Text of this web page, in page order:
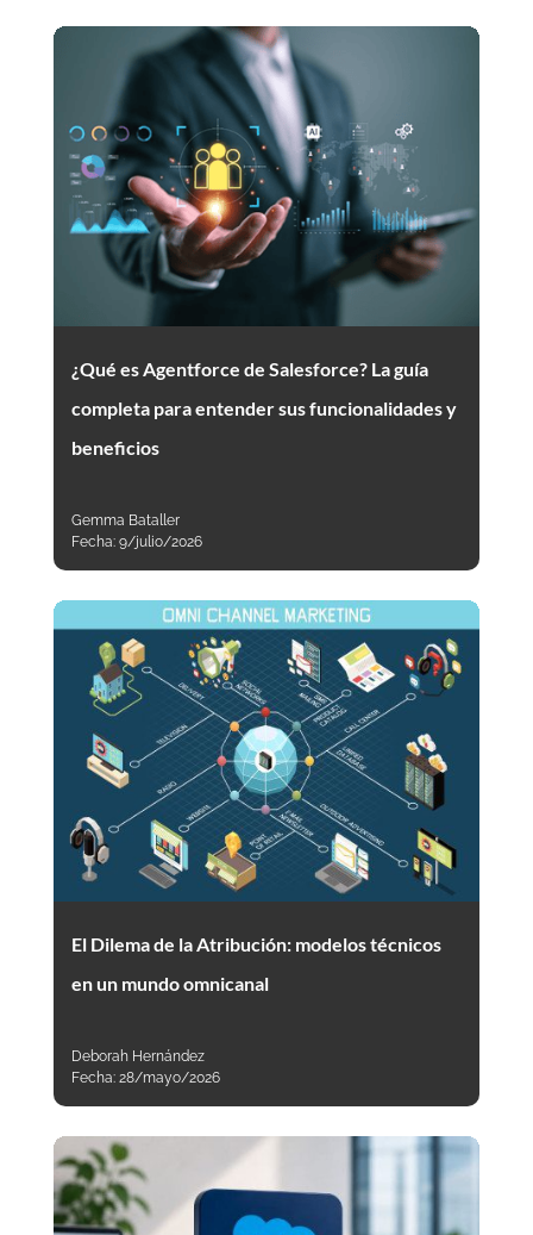
¿Qué es Agentforce de Salesforce? La guía
completa para entender sus funcionalidades y
beneficios
Gemma Bataller
Fecha: 9/julio/2026
El Dilema de la Atribución: modelos técnicos
en un mundo omnicanal
Deborah Hernández
Fecha: 28/mayo/2026